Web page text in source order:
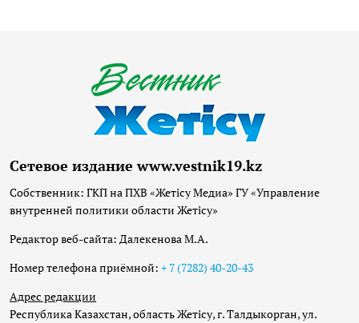
Сетевое издание www.vestnik19.kz
Собственник: ГКП на ПХВ «Жетісу Медиа» ГУ «Управление
внутренней политики области Жетісу»
Редактор веб-сайта: Далекенова М.А.
Номер телефона приёмной: + 7 (7282) 40-20-43
Адрес редакции
Республика Казахстан, область Жетісу, г. Талдыкорган, ул.